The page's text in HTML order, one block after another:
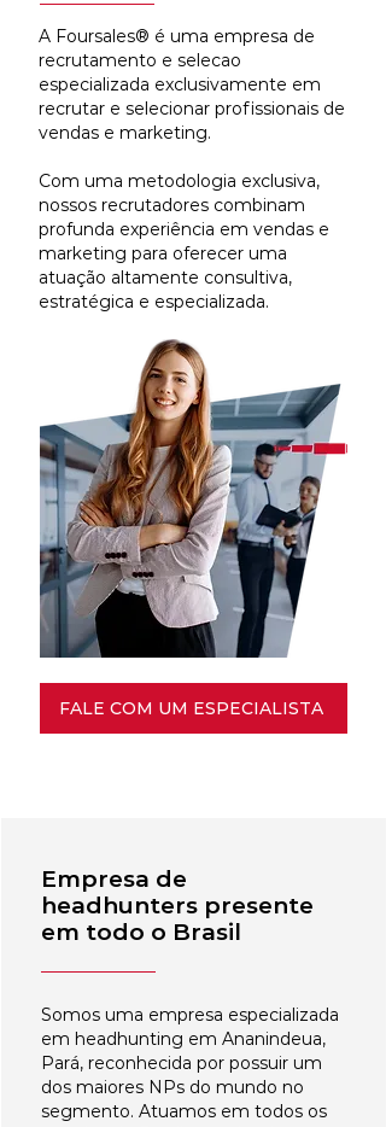
A Foursales® é uma empresa de
recrutamento e selecao
especializada exclusivamente em
recrutar e selecionar profissionais de
vendas e marketing.
Com uma metodologia exclusiva,
nossos recrutadores combinam
profunda experiência em vendas e
marketing para oferecer uma
atuação altamente consultiva,
estratégica e especializada.
FALE COM UM ESPECIALISTA
Empresa de
headhunters presente
em todo o Brasil
Somos uma empresa especializada
em headhunting em Ananindeua,
Pará, reconhecida por possuir um
dos maiores NPs do mundo no
segmento. Atuamos em todos os